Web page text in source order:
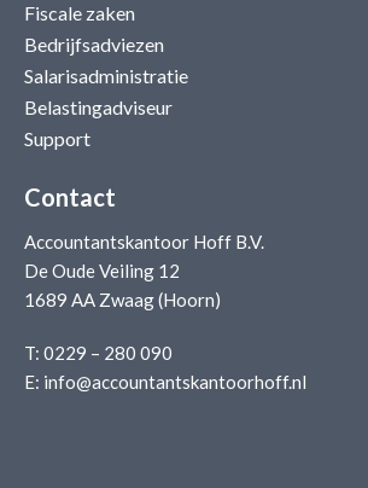
Fiscale zaken
Bedrijfsadviezen
Salarisadministratie
Belastingadviseur
Support
Contact
Accountantskantoor Hoff B.V.
De Oude Veiling 12
1689 AA Zwaag (Hoorn)
T: 0229 – 280 090
E: info@accountantskantoorhoff.nl